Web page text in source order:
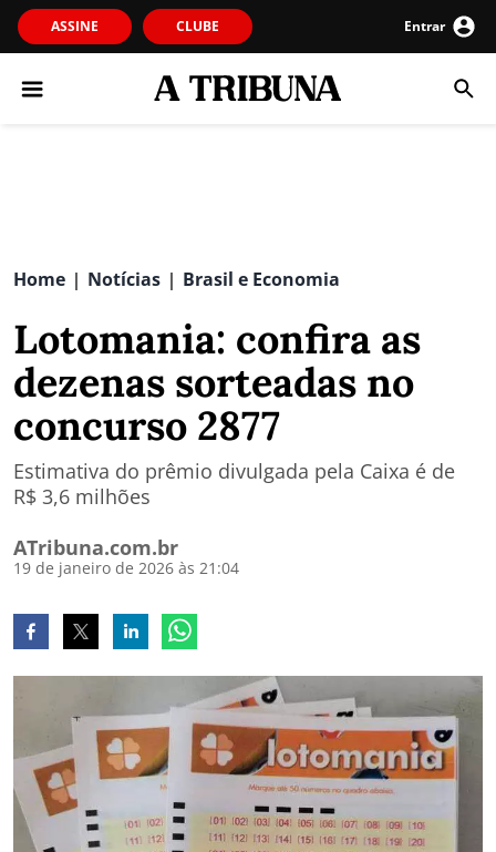
ASSINE CLUBE Entrar
Home | Notícias | Brasil e Economia
Lotomania: confira as
dezenas sorteadas no
concurso 2877
Estimativa do prêmio divulgada pela Caixa é de
R$ 3,6 milhões
ATribuna.com.br
19 de janeiro de 2026 às 21:04